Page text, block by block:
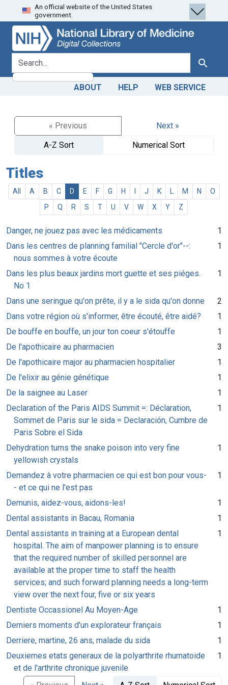
Skip
to
search
Skip to
main
content
An official website of the United States
government.
search for Search
ABOUT HELP WEB SERVICE
« Previous
Next »
A-Z Sort
Numerical Sort
Titles
All A B C D E F G H J K M N
O
P
Q R S T U V W X Y Z
Danger, ne jouez pas avec les médicaments
1
Dans les centres de planning familial "Cercle d'or"--:
nous sommes à votre écoute
1
Dans les plus beaux jardins mort guette et ses piéges.
No 1
1
Dans une seringue qu'on prête, il y a le sida qu'on donne
2
Dans votre région où s'informer, être écouté, être aidé?
1
De bouffe en bouffe, un jour ton coeur s'étouffe
1
De l'apothicaire au pharmacien
3
De l'apothicaire major au pharmacien hospitalier
1
De l'elixir au génie génétique
1
De la saignee au Laser
1
Declaration of the Paris AIDS Summit =: Déclaration,
Sommet de Paris sur le sida = Declaración, Cumbre de
Paris Sobre el Sida
1
Dehydration turns the snake poison into very fine
yellowish crystals
1
Demandez à votre pharmacien ce qui est bon pour vous-
- et ce qui ne l'est pas
1
Demunis, aidez-vous, aidons-les!
1
Dental assistants in Bacau, Romania
1
Dental assistants in training at a European dental
hospital. The aim of manpower planning is to ensure
that the required number of skilled personnel are
available at the proper time to staff the health
services; and such forward planning needs a long-term
view over the next four, five or six years
1
Dentiste Occassionel Au Moyen-Age
1
Derniers moments d'un explorateur français
1
Derriere, martine, 26 ans, malade du sida
1
Deuxiemes etats generaux de la polyarthrite rhumatoide
et de l'arthrite chronique juvenile
1